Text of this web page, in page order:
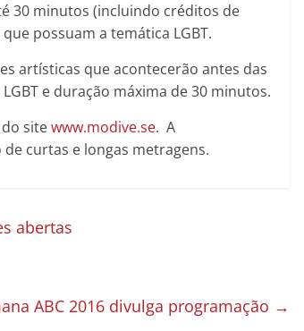
30 minutos (incluindo créditos de
possuam a temática LGBT.
artísticas que acontecerão antes das
e duração máxima de 30 minutos.
sitewww.modive.se. A
curtas e longas metragens.
abertas
ABC 2016 divulga programação →